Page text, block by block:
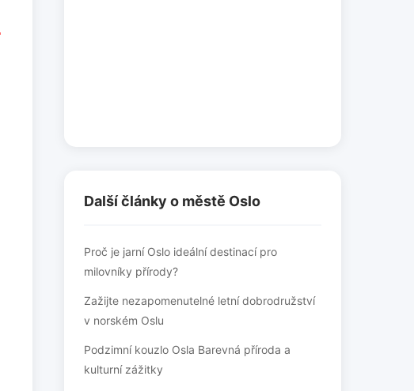
Další články o městě Oslo
Proč je jarní Oslo ideální destinací pro
milovníky přírody?
Zažijte nezapomenutelné letní dobrodružství
v norském Oslu
Podzimní kouzlo Osla Barevná příroda a
kulturní zážitky